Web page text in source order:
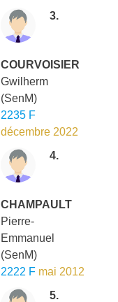
3.
COURVOISIER
Gwilherm
(SenM)
2235 F
décembre 2022
4.
CHAMPAULT
Pierre-
Emmanuel
(SenM)
2222 F mai 2012
5.